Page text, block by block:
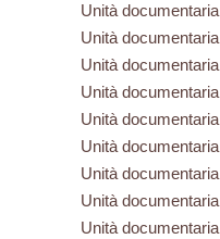
Unità documentaria
Unità documentaria
Unità documentaria
Unità documentaria
Unità documentaria
Unità documentaria
Unità documentaria
Unità documentaria
Unità documentaria